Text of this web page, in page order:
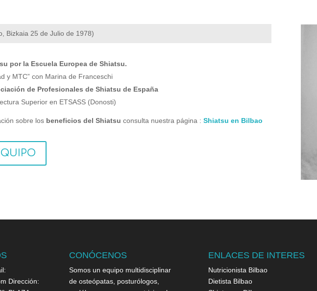
Bizkaia 25 de Julio de 1978)
por la Escuela Europea de Shiatsu.
y MTC” con Marina de Franceschi
de Profesionales de Shiatsu de España
Superior en ETSASS (Donosti)
sobre los beneficios del Shiatsu consulta nuestra página : Shiatsu en Bilbao
Dirección:
CONÓCENOS
Somos un equipo multidisciplinar
de osteópatas, posturólogos,
ENLACES DE INTERES
Nutricionista Bilbao
Dietista Bilbao